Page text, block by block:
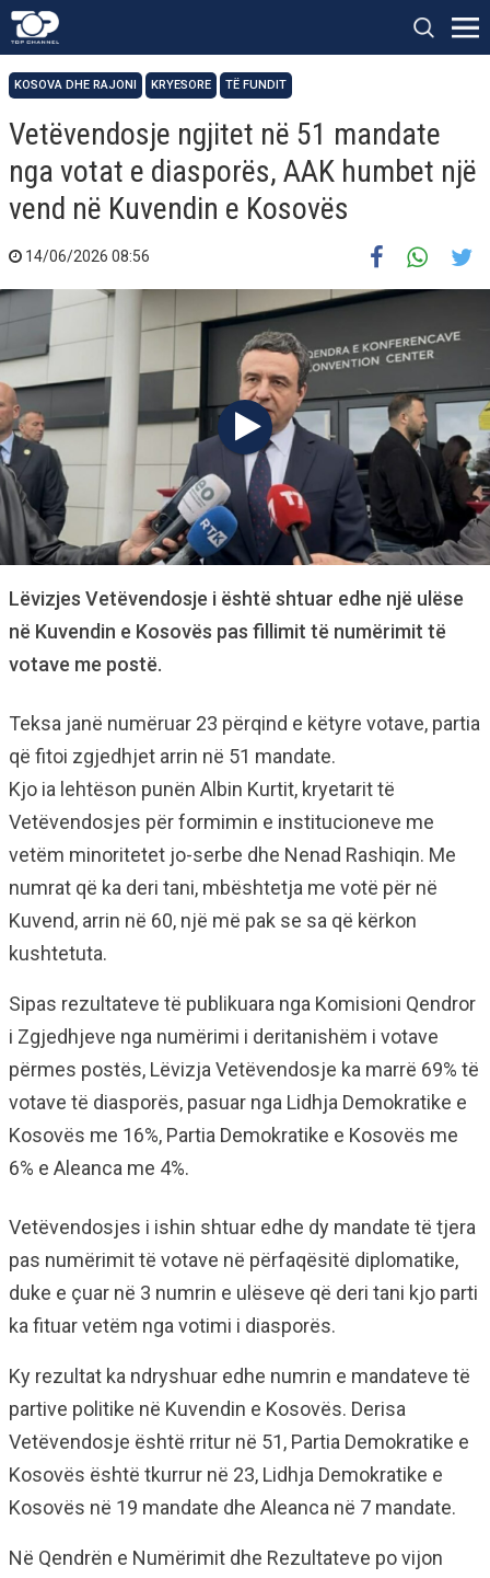
KOSOVA DHE RAJONI KRYESORE TË FUNDIT
Vetëvendosje ngjitet në 51 mandate
nga votat e diasporës, AAK humbet një
vend në Kuvendin e Kosovës
14/06/2026 08:56
Lëvizjes Vetëvendosje i është shtuar edhe një ulëse
në Kuvendin e Kosovës pas fillimit të numërimit të
votave me postë.
Teksa janë numëruar 23 përqind e këtyre votave, partia
që fitoi zgjedhjet arrin në 51 mandate.
Kjo ia lehtëson punën Albin Kurtit, kryetarit të
Vetëvendosjes për formimin e institucioneve me
vetëm minoritetet jo-serbe dhe Nenad Rashiqin. Me
numrat që ka deri tani, mbështetja me votë për në
Kuvend, arrin në 60, një më pak se sa që kërkon
kushtetuta.
Sipas rezultateve të publikuara nga Komisioni Qendror
i Zgjedhjeve nga numërimi i deritanishëm i votave
përmes postës, Lëvizja Vetëvendosje ka marrë 69% të
votave të diasporës, pasuar nga Lidhja Demokratike e
Kosovës me 16%, Partia Demokratike e Kosovës me
6% e Aleanca me 4%.
Vetëvendosjes i ishin shtuar edhe dy mandate të tjera
pas numërimit të votave në përfaqësitë diplomatike,
duke e çuar në 3 numrin e ulëseve që deri tani kjo parti
ka fituar vetëm nga votimi i diasporës.
Ky rezultat ka ndryshuar edhe numrin e mandateve të
partive politike në Kuvendin e Kosovës. Derisa
Vetëvendosje është rritur në 51, Partia Demokratike e
Kosovës është tkurrur në 23, Lidhja Demokratike e
Kosovës në 19 mandate dhe Aleanca në 7 mandate.
Në Qendrën e Numërimit dhe Rezultateve po vijon